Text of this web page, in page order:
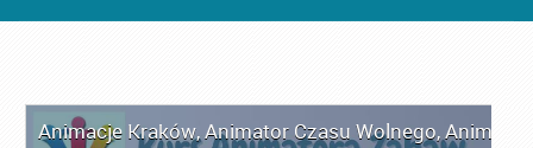
Animacje Kraków,Animator Czasu Wolnego,